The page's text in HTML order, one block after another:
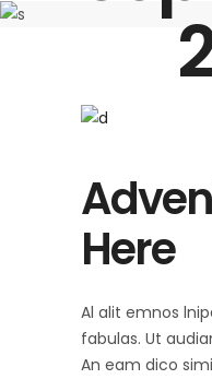
Here
Al alit emnos
fabulas. Ut
An eam dico